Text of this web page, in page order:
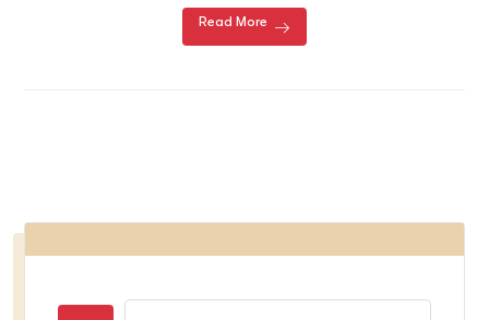
Read More